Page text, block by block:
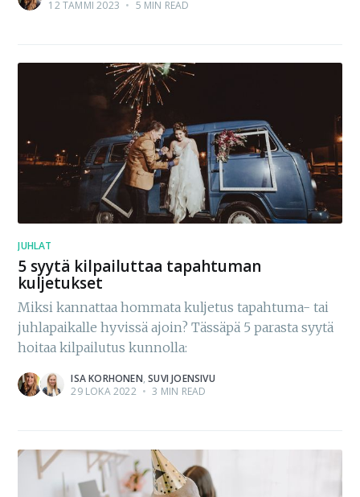
12 TAMMI 2023 • 5 MIN READ
JUHLAT
5 syytä kilpailuttaa tapahtuman
kuljetukset
Miksi kannattaa hommata kuljetus tapahtuma- tai
juhlapaikalle hyvissä ajoin? Tässäpä 5 parasta syytä
hoitaa kilpailutus kunnolla:
ISA KORHONEN,SUVI JOENSIVU
29 LOKA 2022 • 3 MIN READ